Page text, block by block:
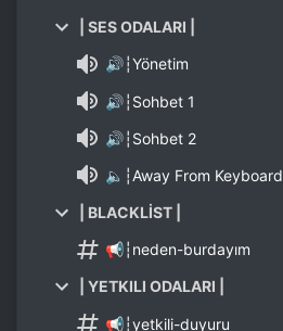
| SES ODALARI |
🔊┆Yönetim
🔊┆Sohbet 1
🔊┆Sohbet 2
🔈┆Away From Keyboard
| BLACKLİST |
📢┆neden-burdayım
| YETKILI ODALARI |
📢┆yetkili-duyuru